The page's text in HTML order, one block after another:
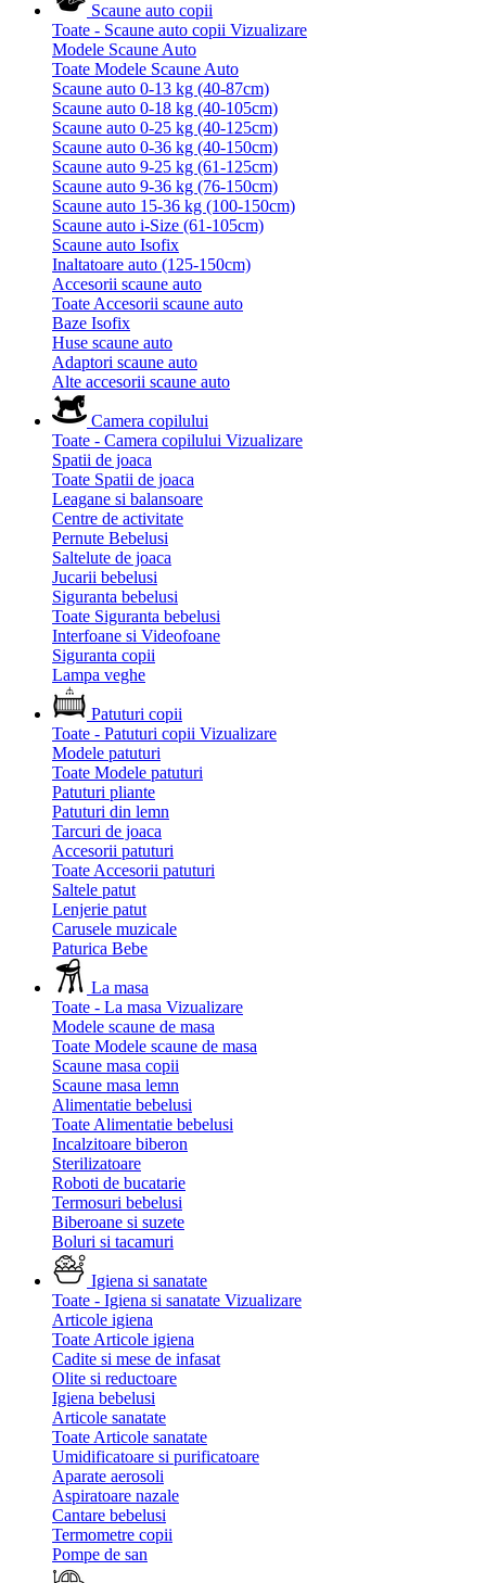
Scaune auto copii
Toate - Scaune auto copii Vizualizare
Modele Scaune Auto
Toate Modele Scaune Auto
Scaune auto 0-13 kg (40-87cm)
Scaune auto 0-18 kg (40-105cm)
Scaune auto 0-25 kg (40-125cm)
Scaune auto 0-36 kg (40-150cm)
Scaune auto 9-25 kg (61-125cm)
Scaune auto 9-36 kg (76-150cm)
Scaune auto 15-36 kg (100-150cm)
Scaune auto i-Size (61-105cm)
Scaune auto Isofix
Inaltatoare auto (125-150cm)
Accesorii scaune auto
Toate Accesorii scaune auto
Baze Isofix
Huse scaune auto
Adaptori scaune auto
Alte accesorii scaune auto
Camera copilului
Toate - Camera copilului Vizualizare
Spatii de joaca
Toate Spatii de joaca
Leagane si balansoare
Centre de activitate
Pernute Bebelusi
Saltelute de joaca
Jucarii bebelusi
Siguranta bebelusi
Toate Siguranta bebelusi
Interfoane si Videofoane
Siguranta copii
Lampa veghe
Patuturi copii
Toate - Patuturi copii Vizualizare
Modele patuturi
Toate Modele patuturi
Patuturi pliante
Patuturi din lemn
Tarcuri de joaca
Accesorii patuturi
Toate Accesorii patuturi
Saltele patut
Lenjerie patut
Carusele muzicale
Paturica Bebe
La masa
Toate - La masa Vizualizare
Modele scaune de masa
Toate Modele scaune de masa
Scaune masa copii
Scaune masa lemn
Alimentatie bebelusi
Toate Alimentatie bebelusi
Incalzitoare biberon
Sterilizatoare
Roboti de bucatarie
Termosuri bebelusi
Biberoane si suzete
Boluri si tacamuri
Igiena si sanatate
Toate - Igiena si sanatate Vizualizare
Articole igiena
Toate Articole igiena
Cadite si mese de infasat
Olite si reductoare
Igiena bebelusi
Articole sanatate
Toate Articole sanatate
Umidificatoare si purificatoare
Aparate aerosoli
Aspiratoare nazale
Cantare bebelusi
Termometre copii
Pompe de san